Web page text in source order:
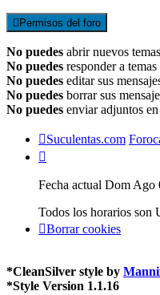
Permisos del foro
No puedes abrir nuevos
No puedes responder a
No puedes editar sus
No puedes borrar sus
No puedes enviar adjuntos
Suculentas.com
Fecha actual Dom Ago
Todos los horarios son
Borrar cookies
*CleanSilver style by
*Style Version 1.1.16